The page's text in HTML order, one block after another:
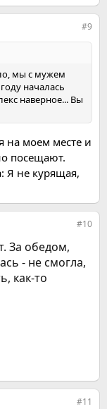
#9
мы с мужем
началась
наверное... Вы
на моем месте и
посещают.
Я не курящая,
#10
За обедом,
- не смогла,
как-то
#11